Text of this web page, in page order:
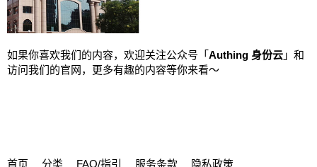
如果你喜欢我们的内容，欢迎关注公众号「 Authing 身份云 」和
访问我们的官网，更多有趣的内容等你来看～
首页 分类 FAQ/指引 服务条款 隐私政策